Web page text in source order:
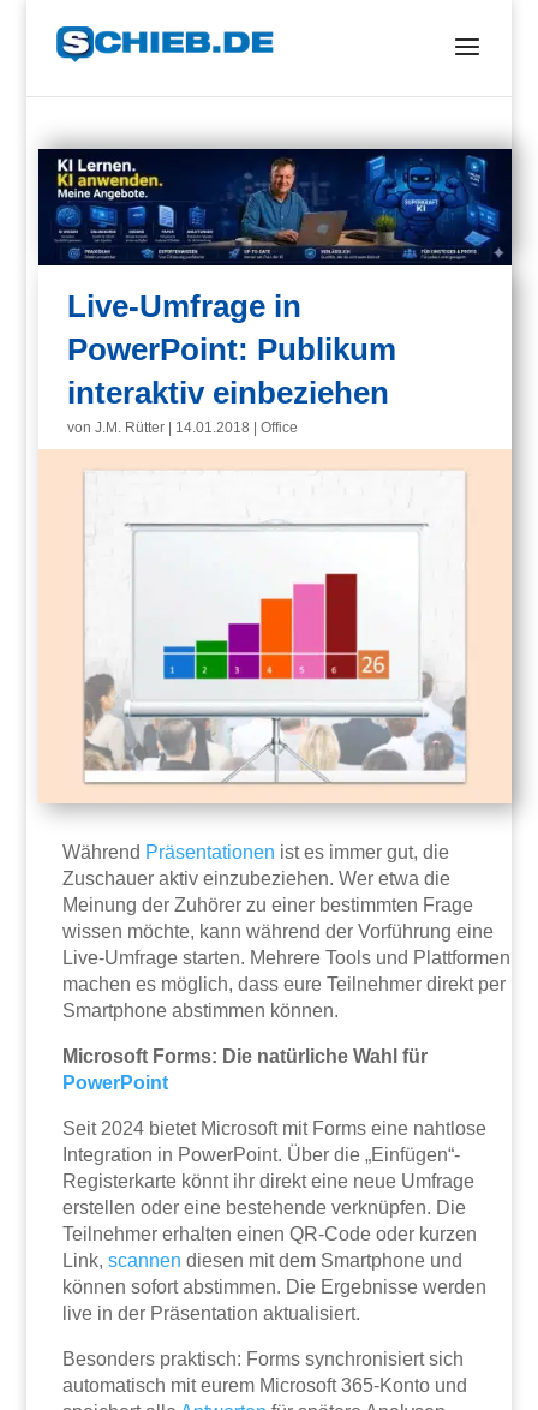
Live-Umfrage in
PowerPoint: Publikum
interaktiv einbeziehen
vonJ.M. Rütter 14.01.2018 |Office
Während Präsentationen ist es immer gut, die
Zuschauer aktiv einzubeziehen. Wer etwa die
Meinung der Zuhörer zu einer bestimmten Frage
wissen möchte, kann während der Vorführung eine
Live-Umfrage starten. Mehrere Tools und Plattformen
machen es möglich, dass eure Teilnehmer direkt per
Smartphone abstimmen können.
Microsoft Forms: Die natürliche Wahl für
PowerPoint
Seit 2024 bietet Microsoft mit Forms eine nahtlose
Integration in PowerPoint. Über die „Einfügen“-
Registerkarte könnt ihr direkt eine neue Umfrage
erstellen oder eine bestehende verknüpfen. Die
Teilnehmer erhalten einen QR-Code oder kurzen
Link,scannen diesen mit dem Smartphone und
können sofort abstimmen. Die Ergebnisse werden
live in der Präsentation aktualisiert.
Besonders praktisch: Forms synchronisiert sich
automatisch mit eurem Microsoft 365-Konto und